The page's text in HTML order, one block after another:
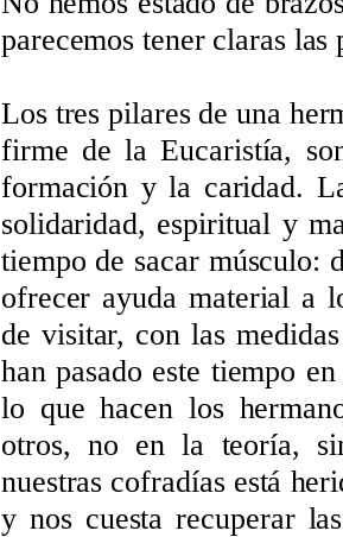
parecemos tener claras
Los tres pilares de una
firme de la Eucaristía,
formación y la caridad.
solidaridad, espiritual y
tiempo de sacar músculo:
ofrecer ayuda material a
de visitar, con las
han pasado este tiempo
lo que hacen los
otros, no en la teoría,
nuestras cofradías está
y nos cuesta recuperar